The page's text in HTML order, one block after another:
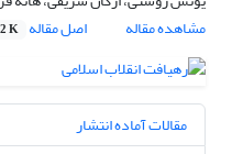
مشاهده مقاله
اصل مقاله K
مقالات آماده انتشار